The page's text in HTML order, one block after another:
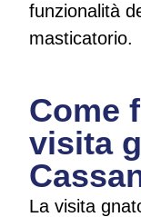
funzionalità
masticatorio.
Come
visita
La visita